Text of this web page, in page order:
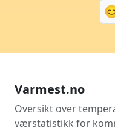
Varmest.no
Oversikt over
værstatistikk for